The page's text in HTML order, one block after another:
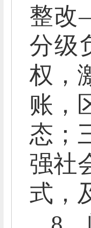
整改
分级
权，
账，
态；
强社
式，